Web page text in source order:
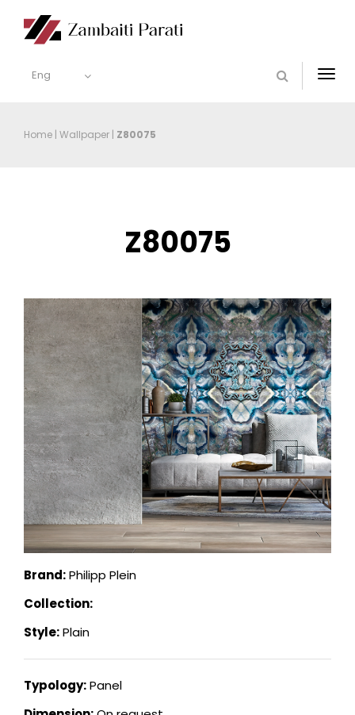
Eng
Home | Wallpaper | Z80075
Z80075
Brand:Philipp Plein
Collection:
Style:Plain
Typology:Panel